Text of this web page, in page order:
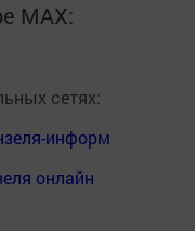
MАХ:
сетях:
информ
онлайн